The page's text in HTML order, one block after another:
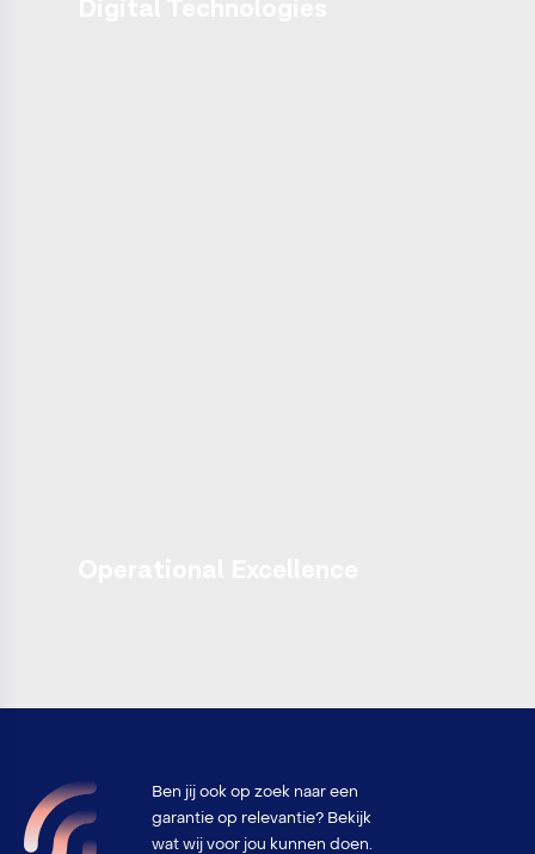
Ben jij ook op zoek naar een
garantie op relevantie? Bekijk
wat wij voor jou kunnen doen.